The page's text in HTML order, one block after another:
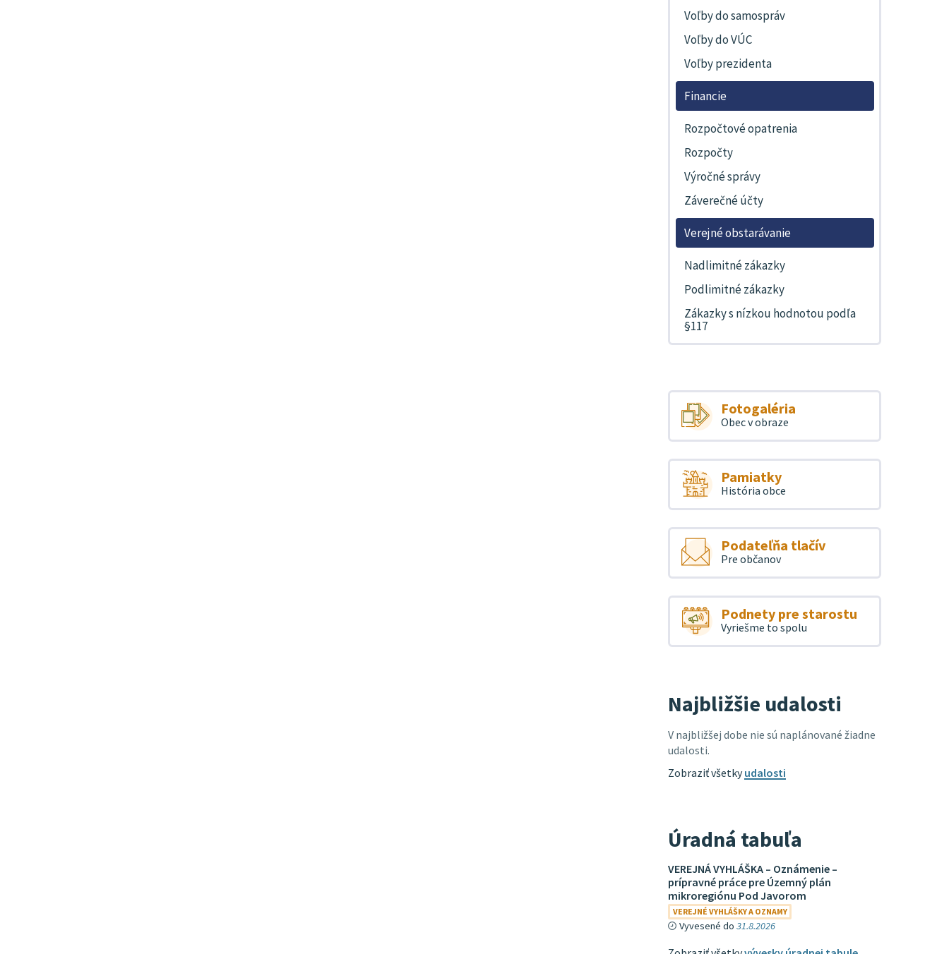
Voľby do samospráv
Voľby do VÚC
Voľby prezidenta
Financie
Rozpočtové opatrenia
Rozpočty
Výročné správy
Záverečné účty
Verejné obstarávanie
Nadlimitné zákazky
Podlimitné zákazky
Zákazky s nízkou hodnotou podľa
§117
Fotogaléria
Obec v obraze
Pamiatky
História obce
Podateľňa tlačív
Pre občanov
Podnety pre starostu
Vyriešme to spolu
Najbližšie udalosti
V najbližšej dobe nie sú naplánované žiadne
udalosti.
Zobraziť všetkyudalosti
Úradná tabuľa
VEREJNÁ VYHLÁŠKA – Oznámenie –
prípravné práce pre Územný plán
mikroregiónu Pod Javorom
VEREJNÉ VYHLÁŠKY A OZNAMY
Vyvesené do 31.8.2026